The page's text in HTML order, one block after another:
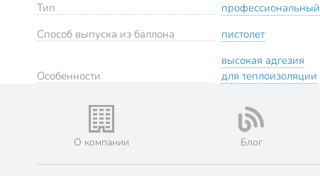
Тип
профессиональный
Способ выпуска из баллона
пистолет
Особенности
высокая адгезия
для теплоизоляции
О компании Блог